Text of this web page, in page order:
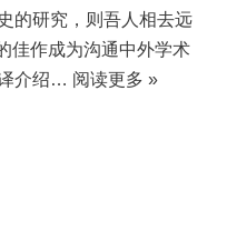
的研究，则吾人相去远
佳作成为沟通中外学术
介绍… 阅读更多 »